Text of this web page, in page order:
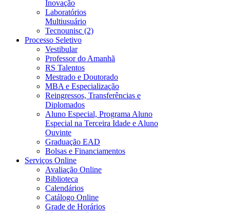
Inovação
Laboratórios
Multiusuário
Tecnounisc (2)
Processo Seletivo
Vestibular
Professor do Amanhã
RS Talentos
Mestrado e Doutorado
MBA e Especialização
Reingressos, Transferências e
Diplomados
Aluno Especial, Programa Aluno
Especial na Terceira Idade e Aluno
Ouvinte
Graduação EAD
Bolsas e Financiamentos
Serviços Online
Avaliação Online
Biblioteca
Calendários
Catálogo Online
Grade de Horários